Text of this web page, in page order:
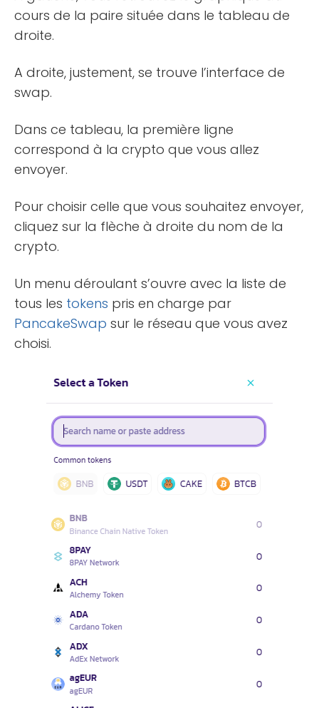
cours de la paire située dans le tableau de
droite.
A droite, justement, se trouve l’interface de
swap.
Dans ce tableau, la première ligne
correspond à la crypto que vous allez
envoyer.
Pour choisir celle que vous souhaitez envoyer,
cliquez sur la flèche à droite du nom de la
crypto.
Un menu déroulant s’ouvre avec la liste de
tous les tokens pris en charge par
PancakeSwap sur le réseau que vous avez
choisi.